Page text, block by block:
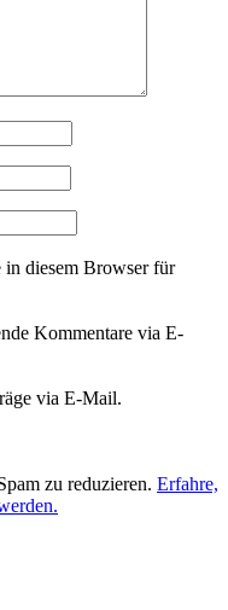
diesem Browser für
Kommentare via E-
via E-Mail.
zu reduzieren. Erfahre,